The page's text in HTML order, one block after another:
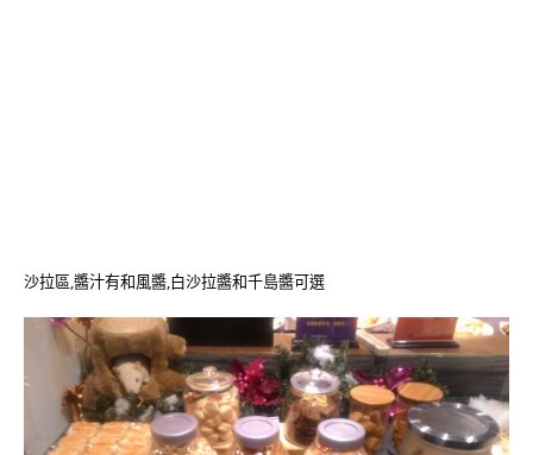
沙拉區,醬汁有和風醬,白沙拉醬和千島醬可選